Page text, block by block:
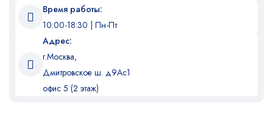
Время работы:
10:00-18:30 | Пн-Пт
Адрес:
г.Москва,
Дмитровское ш. д9Ас1
офис 5 (2 этаж)